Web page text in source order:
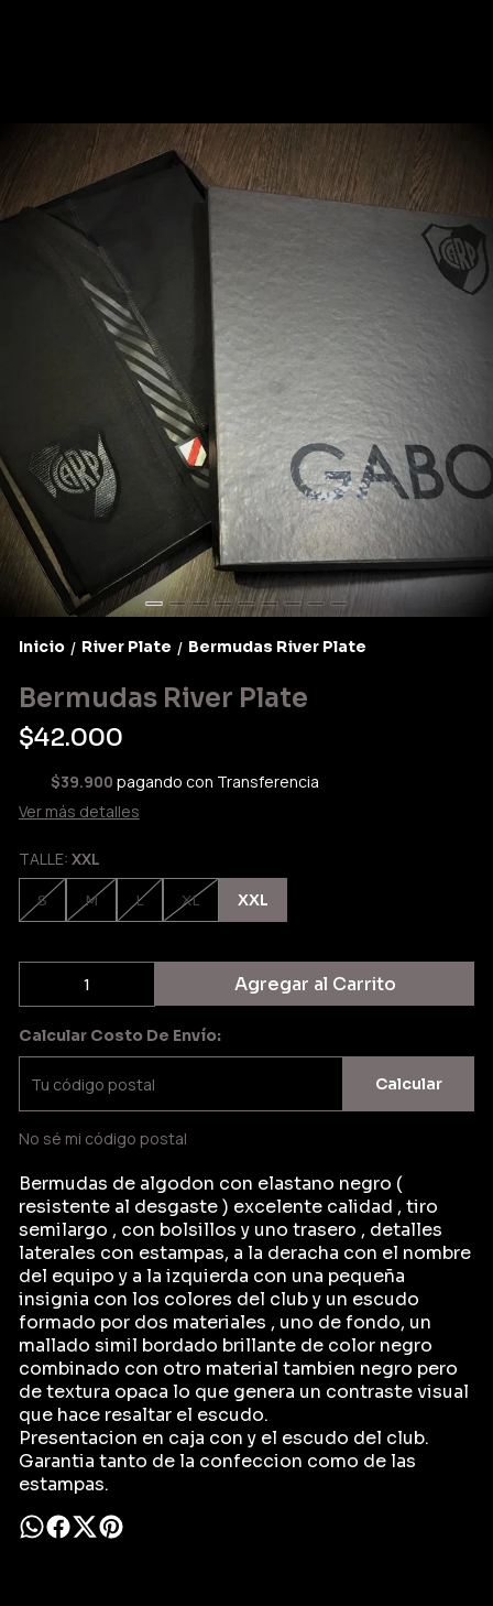
Inicio / River Plate / Bermudas River Plate
Bermudas River Plate
$42.000
$39.900 pagando con Transferencia
Ver más detalles
TALLE: XXL
S M L XL XXL
Agregar al Carrito
Calcular Costo De Envío:
Calcular
No sé mi código postal
Bermudas de algodon con elastano negro (
resistente al desgaste ) excelente calidad , tiro
semilargo , con bolsillos y uno trasero , detalles
laterales con estampas, a la deracha con el nombre
del equipo y a la izquierda con una pequeña
insignia con los colores del club y un escudo
formado por dos materiales , uno de fondo, un
mallado simil bordado brillante de color negro
combinado con otro material tambien negro pero
de textura opaca lo que genera un contraste visual
que hace resaltar el escudo.
Presentacion en caja con y el escudo del club.
Garantia tanto de la confeccion como de las
estampas.